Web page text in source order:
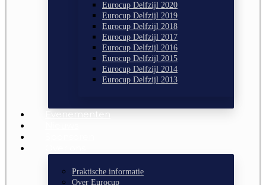
Eurocup Delfzijl 2020
Eurocup Delfzijl 2019
Eurocup Delfzijl 2018
Eurocup Delfzijl 2017
Eurocup Delfzijl 2016
Eurocup Delfzijl 2015
Eurocup Delfzijl 2014
Eurocup Delfzijl 2013
Evenementen
Praktische informatie
Over Eurocup